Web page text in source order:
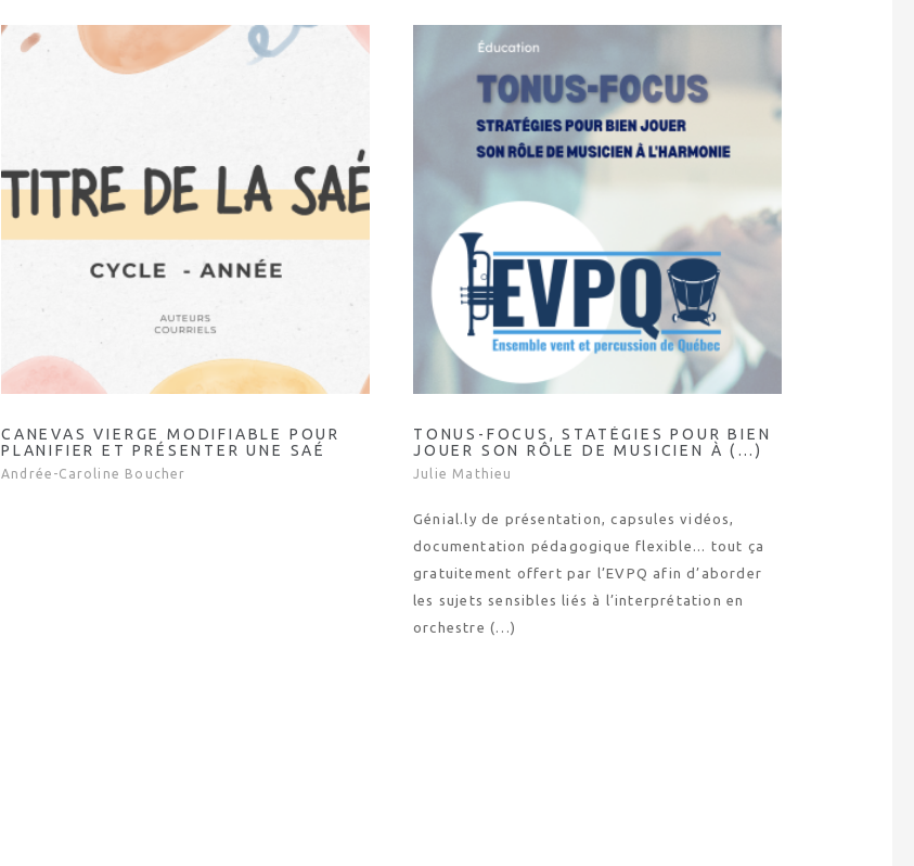
CANEVAS VIERGE MODIFIABLE POUR
PLANIFIER ET PRÉSENTER UNE SAÉ
Andrée-Caroline Boucher
TONUS-FOCUS, STATÉGIES POUR BIEN
JOUER SON RÔLE DE MUSICIEN À (…)
Julie Mathieu
Génial.ly de présentation, capsules vidéos,
documentation pédagogique flexible... tout ça
gratuitement offert par l’EVPQ afin d’aborder
les sujets sensibles liés à l’interprétation en
orchestre (…)